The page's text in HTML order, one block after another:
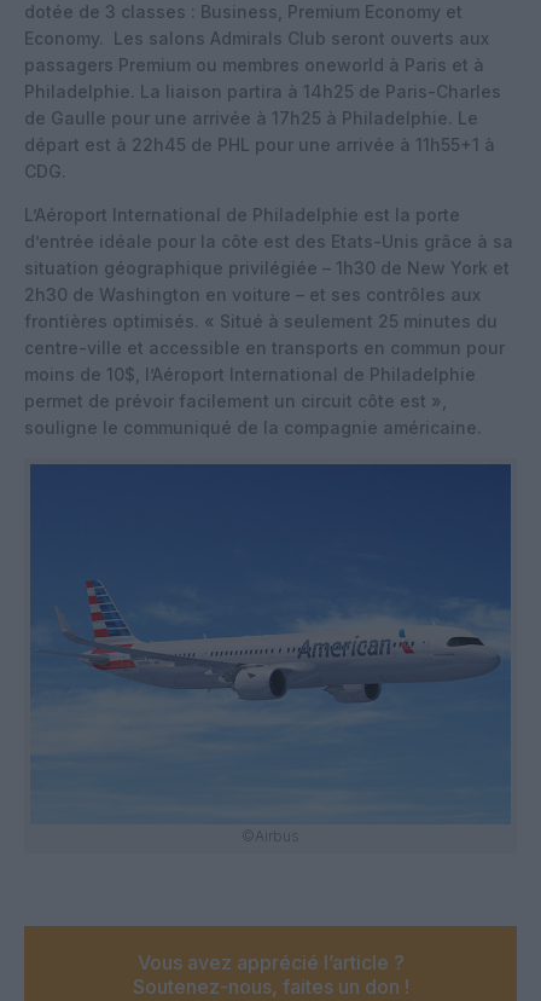
dotée de 3 classes : Business, Premium Economy et
Economy.
Les salons Admirals Club seront ouverts aux
passagers Premium ou membres oneworld à Paris et à
Philadelphie. La liaison partira à 14h25 de Paris-Charles
de Gaulle pour une arrivée à 17h25 à Philadelphie. Le
départ est à 22h45 de PHL pour une arrivée à 11h55+1 à
CDG.
L’Aéroport International de Philadelphie est la porte
d’entrée idéale pour la côte est des Etats-Unis grâce à sa
situation géographique privilégiée – 1h30 de New York et
2h30 de Washington en voiture – et ses contrôles aux
frontières optimisés. « Situé à seulement 25 minutes du
centre-ville et accessible en transports en commun pour
moins de 10$, l’Aéroport International de Philadelphie
permet de prévoir facilement un circuit côte est »,
souligne le communiqué de la compagnie américaine.
©Airbus
Vous avez apprécié l’article ?
Soutenez-nous, faites un don !